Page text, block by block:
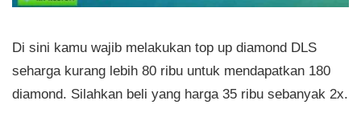
Di sini kamu wajib melakukan top up diamond DLS
seharga kurang lebih 80 ribu untuk mendapatkan 180
diamond. Silahkan beli yang harga 35 ribu sebanyak 2x.